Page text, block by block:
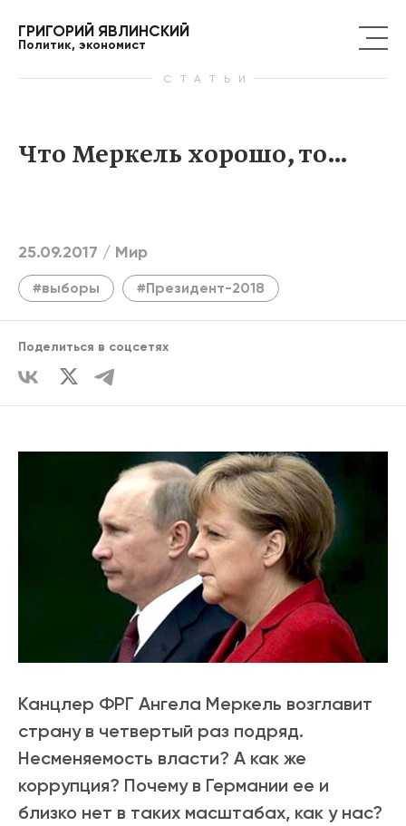
ГРИГОРИЙ ЯВЛИНСКИЙ
Политик, экономист
СТАТЬИ
Что Меркель хорошо, то…
25.09.2017 / Мир
#выборы #Президент-2018
Поделиться в соцсетях
Канцлер ФРГ Ангела Меркель возглавит
страну в четвертый раз подряд.
Несменяемость власти? А как же
коррупция? Почему в Германии ее и
близко нет в таких масштабах, как у нас?